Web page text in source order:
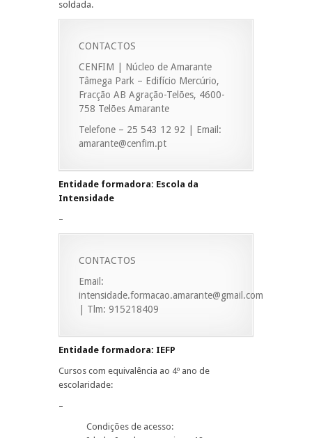
soldada.
CONTACTOS
CENFIM | Núcleo de Amarante
Tâmega Park – Edifício Mercúrio,
Fracção AB Agração-Telões, 4600-
758 Telões Amarante
Telefone – 25 543 12 92 | Email:
amarante@cenfim.pt
Entidade formadora: Escola da
Intensidade
–
CONTACTOS
Email:
intensidade.formacao.amarante@gmail.com
| Tlm: 915218409
Entidade formadora: IEFP
Cursos com equivalência ao 4º ano de
escolaridade:
–
Condições de acesso: